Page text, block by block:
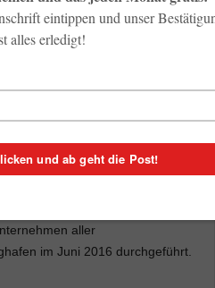
viele fordern mehr
von ihrem Buchungssystem (63
Report von Concur, dem
Unternehmens hat die
4.0 haben. Der
dies für Unternehmen
aller
im Juni 2016 durchgeführt.